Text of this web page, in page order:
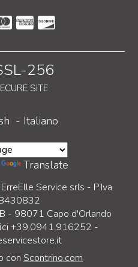
256
SITE
- Italiano
Translate
Service srls - P.Iva
- 98071 Capo d'Orlando
+39.0941.916252 -
con Scontrino.com